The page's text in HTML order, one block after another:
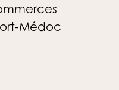
Médoc